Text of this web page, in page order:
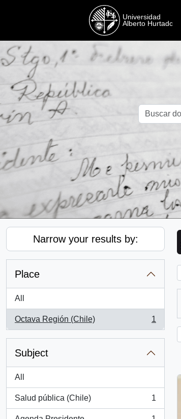
Narrow your results by:
Place
All
Octava Región (Chile)
, 1 results
1
Subject
All
Salud pública (Chile)
, 1 results
1